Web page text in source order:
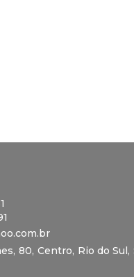
, 80, Centro, Rio do Sul,